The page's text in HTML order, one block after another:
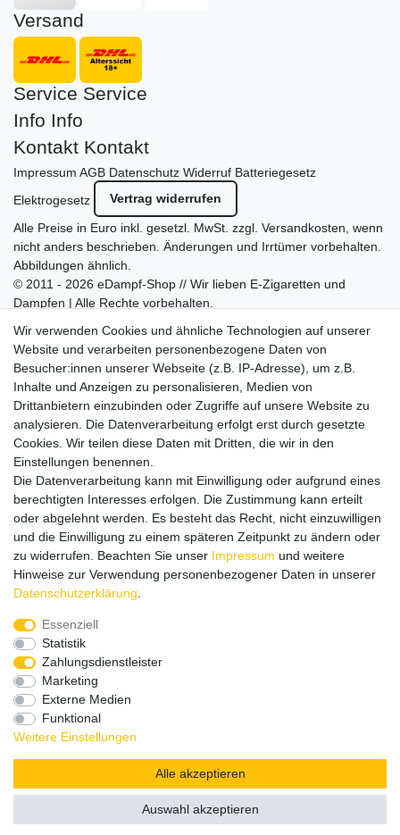
Versand
Service Service
Info Info
Kontakt Kontakt
Impressum AGB Datenschutz Widerruf Batteriegesetz
Elektrogesetz
Vertrag widerrufen
Alle Preise in Euro inkl. gesetzl. MwSt. zzgl. Versandkosten , wenn
nicht anders beschrieben. Änderungen und Irrtümer vorbehalten.
Abbildungen ähnlich.
© 2011 - 2026 eDampf-Shop // Wir lieben E-Zigaretten und
Dampfen | Alle Rechte vorbehalten.
Bitte entschuldigen Sie, wenn wir telefonisch wegen hoher
betrieblicher Auslastung nicht erreichbar sein sollten.
Schreiben Sie uns gerne eine E-Mail mit Ihrer Telefonnummer
und der Bitte um Rückruf.
Wir rufen Sie schnellstmöglich zurück.
Wir versenden in die folgenden Länder
Versandkostenfrei (DE) ab 69 €
Wir verwenden Cookies und ähnliche Technologien auf unserer
Website und verarbeiten personenbezogene Daten von
Besucher:innen unserer Webseite (z.B. IP-Adresse), um z.B.
Inhalte und Anzeigen zu personalisieren, Medien von
Drittanbietern einzubinden oder Zugriffe auf unsere Website zu
analysieren. Die Datenverarbeitung erfolgt erst durch gesetzte
Cookies. Wir teilen diese Daten mit Dritten, die wir in den
Einstellungen benennen.
Die Datenverarbeitung kann mit Einwilligung oder aufgrund eines
berechtigten Interesses erfolgen. Die Zustimmung kann erteilt
oder abgelehnt werden. Es besteht das Recht, nicht einzuwilligen
und die Einwilligung zu einem späteren Zeitpunkt zu ändern oder
zu widerrufen. Beachten Sie unser Impressum und weitere
Hinweise zur Verwendung personenbezogener Daten in unserer
Daten­schutz­erklärung
Essenziell
Statistik
Zahlungsdienstleister
Marketing
Externe Medien
Funktional
Weitere Einstellungen
Alle akzeptieren
Auswahl akzeptieren